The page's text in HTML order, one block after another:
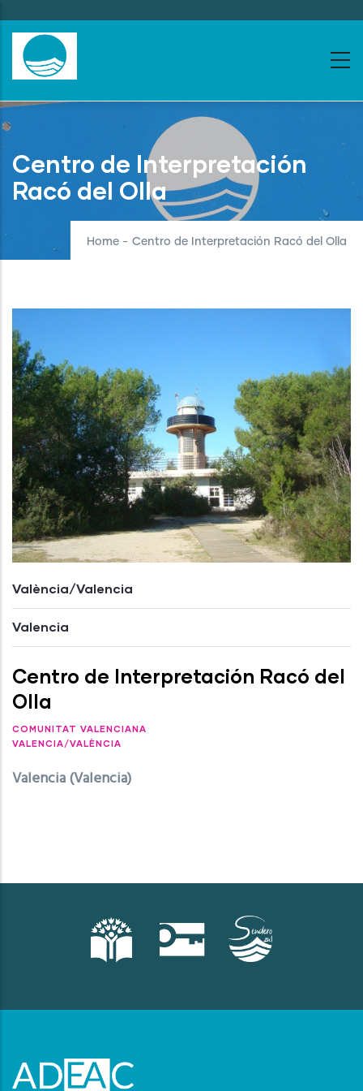
to
main
content
Centro de Interpretación
Racó del Olla
Home - Centro de Interpretación Racó del Olla
València/Valencia
Valencia
Centro de Interpretación Racó del
Olla
COMUNITAT VALENCIANA
VALENCIA/VALÈNCIA
Valencia (Valencia)